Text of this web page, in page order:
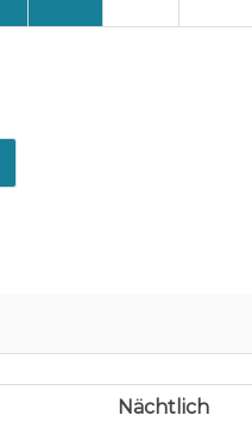
Nächtlich